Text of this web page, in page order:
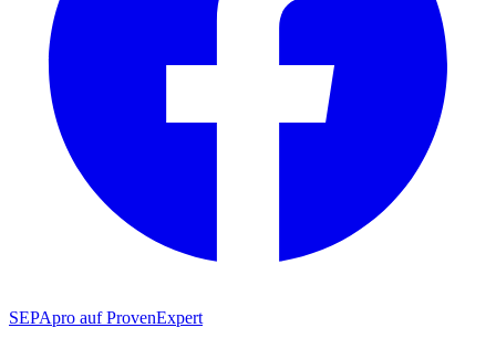
SEPApro auf ProvenExpert